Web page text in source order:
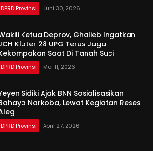
DPRD Provinsi Juni 30, 2026
Ketua Deprov, Ghalieb Ingatkan
Kloter 28 UPG Terus Jaga
Saat Di Tanah Suci
DPRD Provinsi Mei 11, 2026
Sidiki Ajak BNN Sosialisasikan
Narkoba, Lewat Kegiatan Reses
DPRD Provinsi April 27, 2026